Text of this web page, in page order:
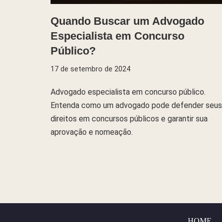
Quando Buscar um Advogado
Especialista em Concurso
Público?
17 de setembro de 2024
Advogado especialista em concurso público.
Entenda como um advogado pode defender seus
direitos em concursos públicos e garantir sua
aprovação e nomeação.